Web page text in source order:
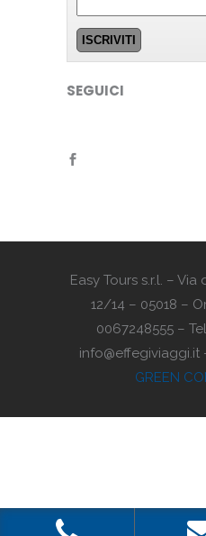
SEGUICI
Easy Tours s.r.l. –
12/14 – 05018 –
0067248555 –
info@effegiviaggi.it
GREEN